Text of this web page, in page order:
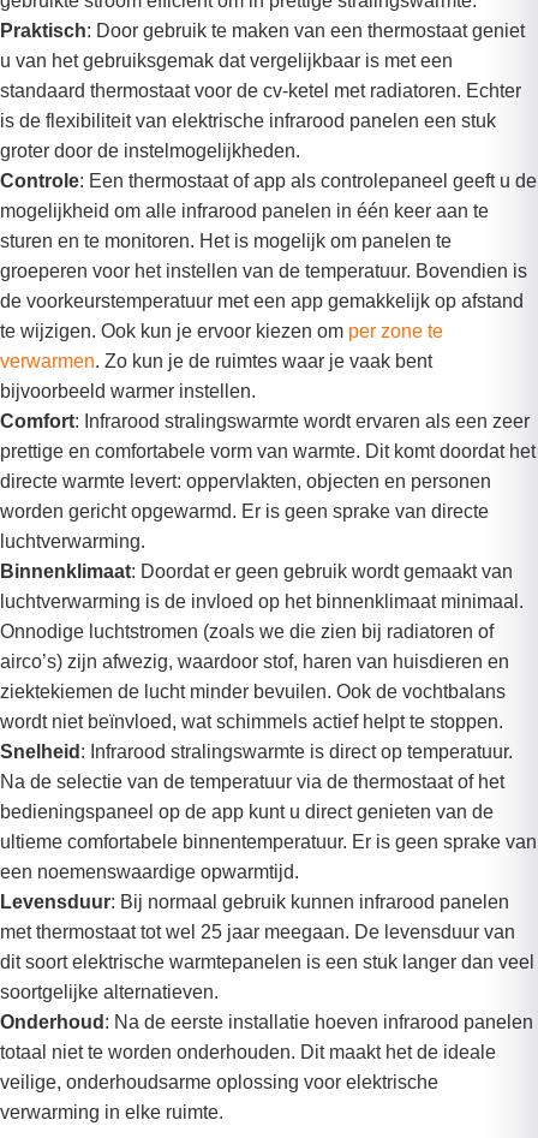
Praktisch: Door gebruik te maken van een thermostaat geniet
u van het gebruiksgemak dat vergelijkbaar is met een
standaard thermostaat voor de cv-ketel met radiatoren. Echter
is de flexibiliteit van elektrische infrarood panelen een stuk
groter door de instelmogelijkheden.
Controle: Een thermostaat of app als controlepaneel geeft u de
mogelijkheid om alle infrarood panelen in één keer aan te
sturen en te monitoren. Het is mogelijk om panelen te
groeperen voor het instellen van de temperatuur. Bovendien is
de voorkeurstemperatuur met een app gemakkelijk op afstand
te wijzigen. Ook kun je ervoor kiezen om per zone te
verwarmen. Zo kun je de ruimtes waar je vaak bent
bijvoorbeeld warmer instellen.
Comfort: Infrarood stralingswarmte wordt ervaren als een zeer
prettige en comfortabele vorm van warmte. Dit komt doordat het
directe warmte levert: oppervlakten, objecten en personen
worden gericht opgewarmd. Er is geen sprake van directe
luchtverwarming.
Binnenklimaat: Doordat er geen gebruik wordt gemaakt van
luchtverwarming is de invloed op het binnenklimaat minimaal.
Onnodige luchtstromen (zoals we die zien bij radiatoren of
airco’s) zijn afwezig, waardoor stof, haren van huisdieren en
ziektekiemen de lucht minder bevuilen. Ook de vochtbalans
wordt niet beïnvloed, wat schimmels actief helpt te stoppen.
Snelheid : Infrarood stralingswarmte is direct op temperatuur.
Na de selectie van de temperatuur via de thermostaat of het
bedieningspaneel op de app kunt u direct genieten van de
ultieme comfortabele binnentemperatuur. Er is geen sprake van
een noemenswaardige opwarmtijd.
Levensduur: Bij normaal gebruik kunnen infrarood panelen
met thermostaat tot wel 25 jaar meegaan. De levensduur van
dit soort elektrische warmtepanelen is een stuk langer dan veel
soortgelijke alternatieven.
Onderhoud : Na de eerste installatie hoeven infrarood panelen
totaal niet te worden onderhouden. Dit maakt het de ideale
veilige, onderhoudsarme oplossing voor elektrische
verwarming in elke ruimte.